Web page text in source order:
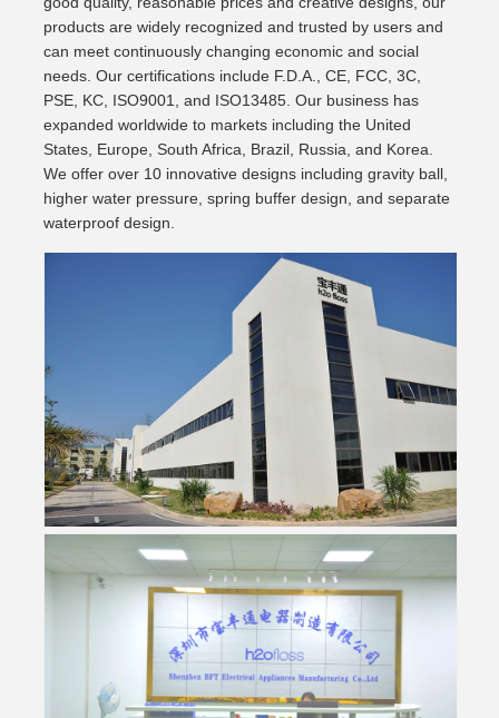
products are widely recognized and trusted by users and
can meet continuously changing economic and social
needs. Our certifications include F.D.A., CE, FCC, 3C,
PSE, KC, ISO9001, and ISO13485. Our business has
expanded worldwide to markets including the United
States, Europe, South Africa, Brazil, Russia, and Korea.
We offer over 10 innovative designs including gravity ball,
higher water pressure, spring buffer design, and separate
waterproof design.